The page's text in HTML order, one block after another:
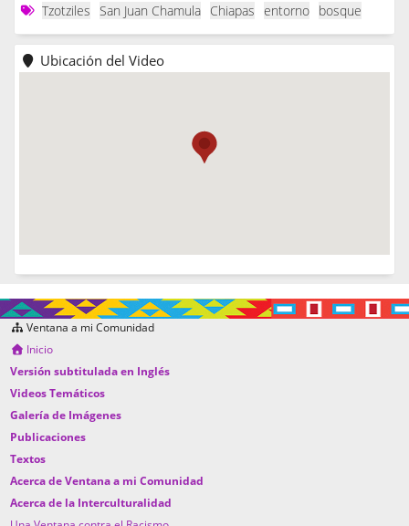
Tzotziles
San Juan Chamula Chiapas entorno bosque
Ubicación del Video
Ventana a mi Comunidad
Inicio
Versión subtitulada en Inglés
Videos Temáticos
Galería de Imágenes
Publicaciones
Textos
Acerca de Ventana a mi Comunidad
Acerca de la Interculturalidad